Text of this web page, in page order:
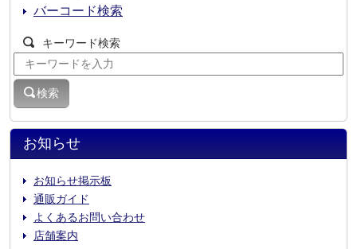
お知らせ
お知らせ掲示板
通販ガイド
よくあるお問い合わせ
店舗案内
バーコード検索
キーワード検索
検索